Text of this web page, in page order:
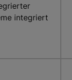
integriert